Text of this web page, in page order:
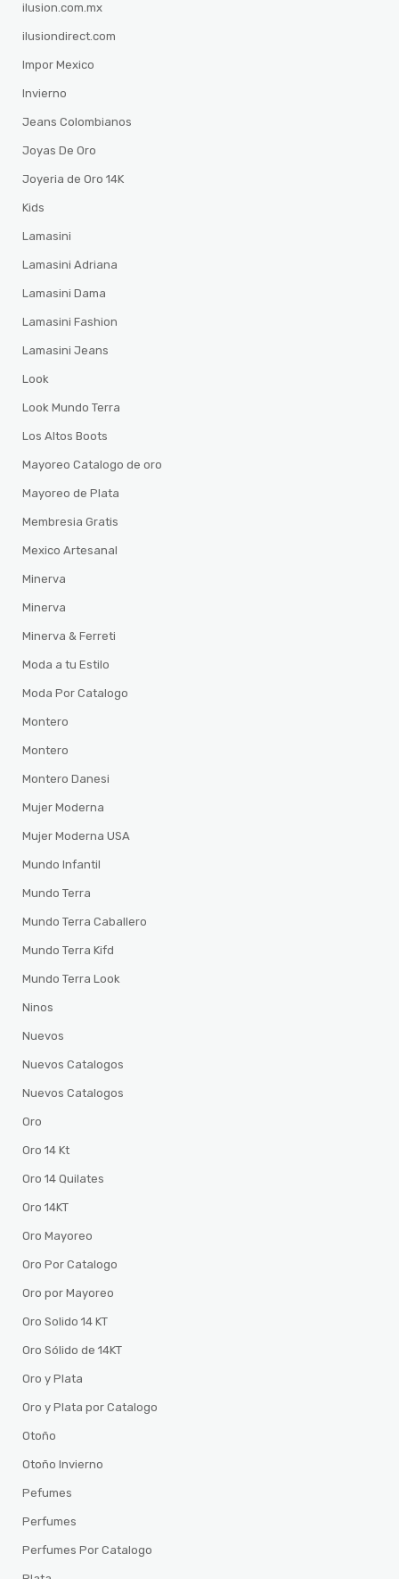
ilusion.com.mx
ilusiondirect.com
Impor Mexico
Invierno
Jeans Colombianos
Joyas De Oro
Joyeria de Oro 14K
Kids
Lamasini
Lamasini Adriana
Lamasini Dama
Lamasini Fashion
Lamasini Jeans
Look
Look Mundo Terra
Los Altos Boots
Mayoreo Catalogo de oro
Mayoreo de Plata
Membresia Gratis
Mexico Artesanal
Minerva
Minerva
Minerva & Ferreti
Moda a tu Estilo
Moda Por Catalogo
Montero
Montero
Montero Danesi
Mujer Moderna
Mujer Moderna USA
Mundo Infantil
Mundo Terra
Mundo Terra Caballero
Mundo Terra Kifd
Mundo Terra Look
Ninos
Nuevos
Nuevos Catalogos
Nuevos Catalogos
Oro
Oro 14 Kt
Oro 14 Quilates
Oro 14KT
Oro Mayoreo
Oro Por Catalogo
Oro por Mayoreo
Oro Solido 14 KT
Oro Sólido de 14KT
Oro y Plata
Oro y Plata por Catalogo
Otoño
Otoño Invierno
Pefumes
Perfumes
Perfumes Por Catalogo